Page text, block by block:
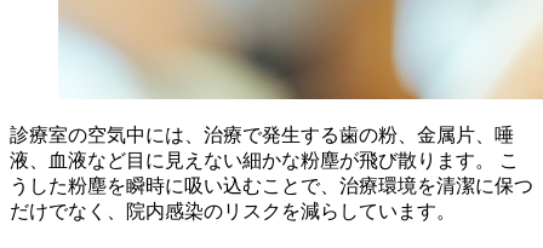
診療室の空気中には、治療で発生する歯の粉、金属片、唾
液、血液など目に見えない細かな粉塵が飛び散ります。 こ
うした粉塵を瞬時に吸い込むことで、治療環境を清潔に保つ
だけでなく、院内感染のリスクを減らしています。